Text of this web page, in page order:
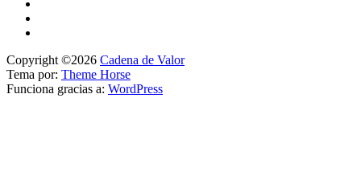
Copyright ©2026 Cadena de Valor
Tema por: Theme Horse
Funciona gracias a: WordPress